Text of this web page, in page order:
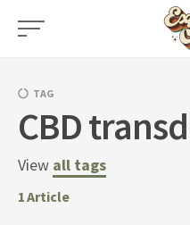
Skip
TAG
CBD
View all tags
1Article